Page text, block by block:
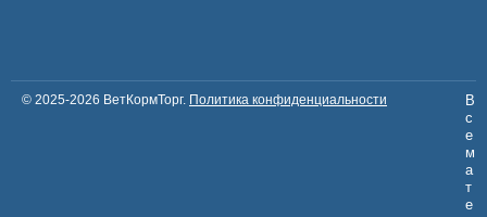
© 2025-2026 ВетКормТорг. Политика конфиденциальности
В
с
е
м
а
т
е